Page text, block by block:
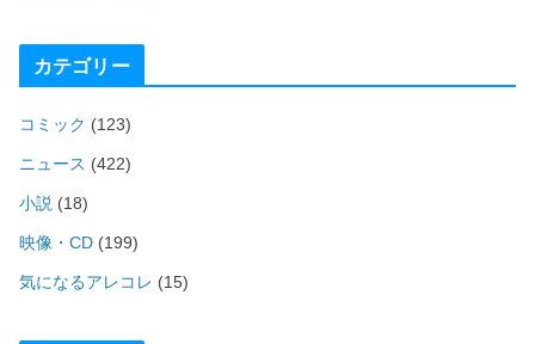
カテゴリー
コミック (123)
ニュース (422)
小説 (18)
映像・CD (199)
気になるアレコレ (15)